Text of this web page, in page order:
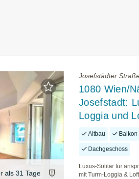
als 31 Tage
Josefstädter
1080 Wien/
Josefstadt:
Loggia und
Altbau Balkon
Dachgeschoss
Luxus-Solitär für
mit Turm-Loggia &